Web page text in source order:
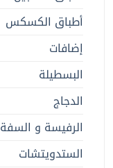
أطباق الكسكس
إضافات
البسطيلة
الدجاج
الرفيسة و السفة
الستدويتشات